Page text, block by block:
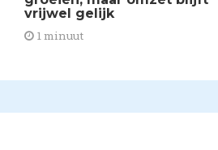
vrijwel gelijk
1 minuut